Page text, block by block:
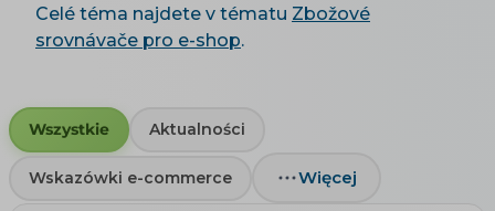
Celé téma najdete v tématu Zbožové
srovnávače pro e-shop.
Wszystkie Aktualności
Wskazówki e-commerce Więcej